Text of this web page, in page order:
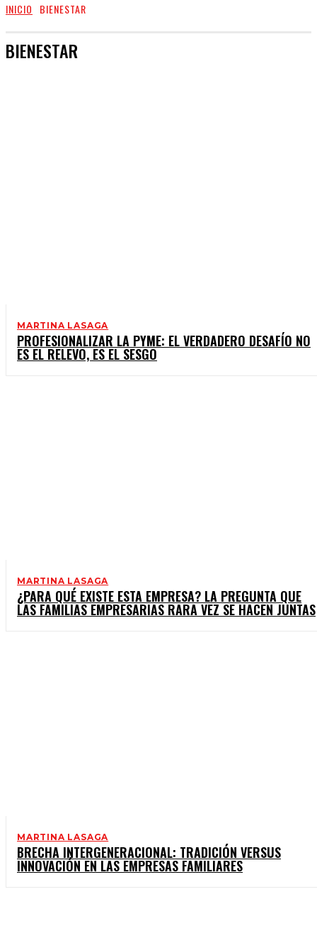
INICIO BIENESTAR
BIENESTAR
MARTINA LASAGA
PROFESIONALIZAR LA PYME: EL VERDADERO DESAFÍO NO
ES EL RELEVO, ES EL SESGO
MARTINA LASAGA
¿PARA QUÉ EXISTE ESTA EMPRESA? LA PREGUNTA QUE
LAS FAMILIAS EMPRESARIAS RARA VEZ SE HACEN JUNTAS
MARTINA LASAGA
BRECHA INTERGENERACIONAL: TRADICIÓN VERSUS
INNOVACIÓN EN LAS EMPRESAS FAMILIARES